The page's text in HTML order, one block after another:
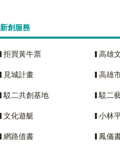
新創服務
拒買黃牛票 高雄
見城計畫 高雄
駁二共創基地 駁二
文化遊艇 小林
網路借書 鳳儀